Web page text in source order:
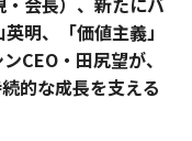
明、「価値主義」
CEO・田尻望が、
的な成長を支える